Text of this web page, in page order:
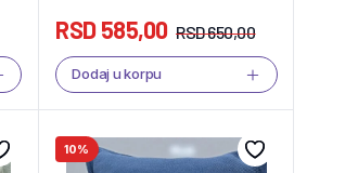
RSD650,00
RSD585,00
Dodaj u korpu
10%